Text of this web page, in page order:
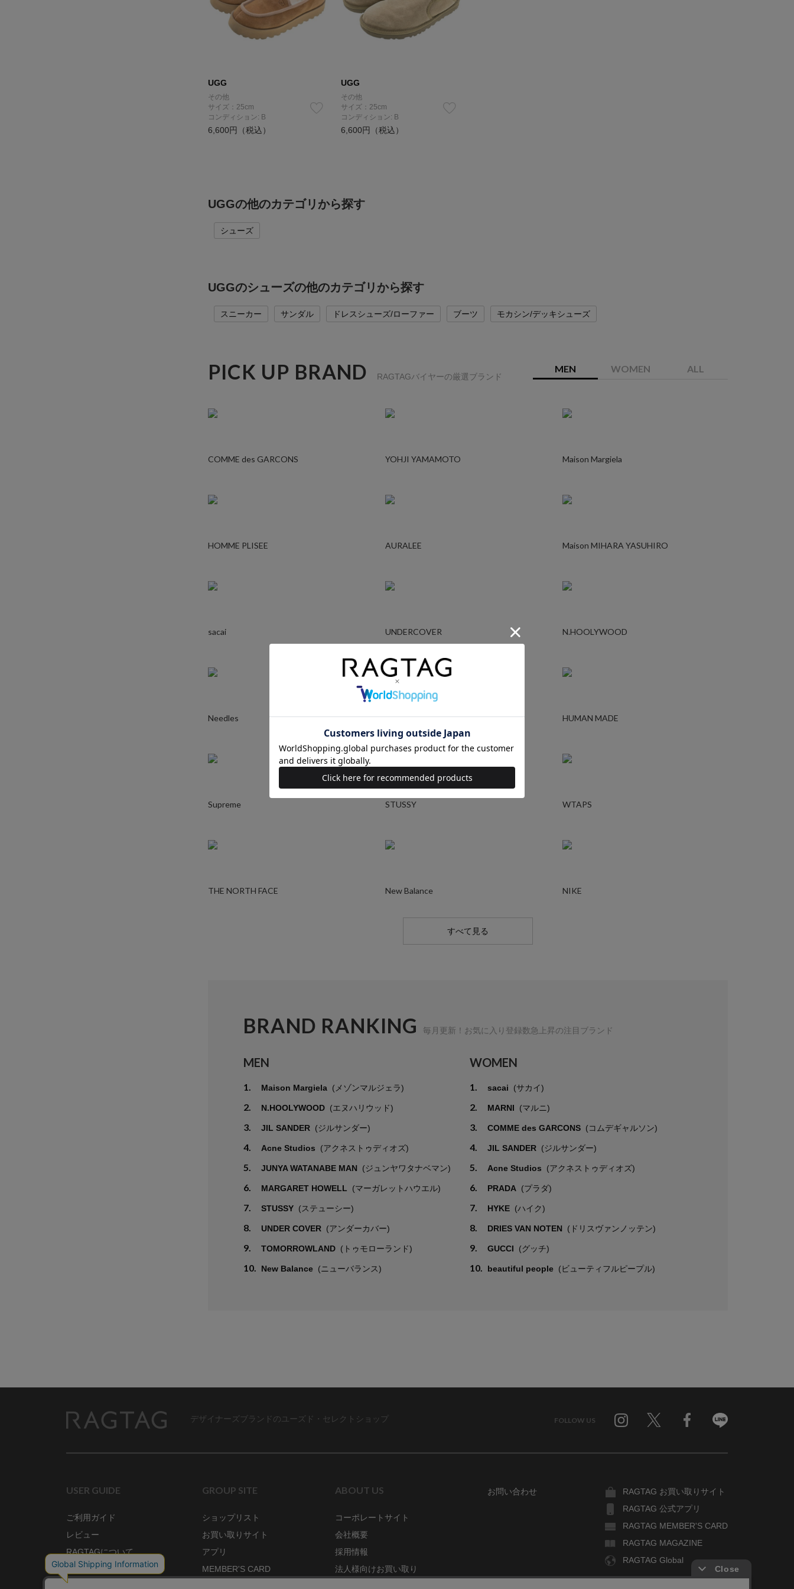
UGG
その他
サイズ：25cm
コンディション: B
6,600円（税込）
UGG
その他
サイズ：25cm
コンディション: B
6,600円（税込）
UGGの他のカテゴリから探す
シューズ
UGGのシューズの他のカテゴリから探す
スニーカー サンダル ドレスシューズ/ローファー ブーツ モカシン/デッキシューズ
PICK UP BRAND RAGTAGバイヤーの厳選ブランド
MEN WOMEN ALL
COMME des GARCONS YOHJI YAMAMOTO Maison Margiela
HOMME PLISEE AURALEE Maison MIHARA YASUHIRO
sacai UNDERCOVER N.HOOLYWOOD
Needles Ralph Lauren HUMAN MADE
Supreme STUSSY WTAPS
THE NORTH FACE New Balance NIKE
すべて見る
BRAND RANKING 毎月更新！お気に入り登録数急上昇の注目ブランド
MEN
1. Maison Margiela (メゾンマルジェラ)
2. N.HOOLYWOOD (エヌハリウッド)
3. JIL SANDER (ジルサンダー)
4. Acne Studios (アクネストゥディオズ)
5. JUNYA WATANABE MAN (ジュンヤワタナベマン)
6. MARGARET HOWELL (マーガレットハウエル)
7. STUSSY (ステューシー)
8. UNDER COVER (アンダーカバー)
9. TOMORROWLAND (トゥモローランド)
10. New Balance (ニューバランス)
WOMEN
1. sacai (サカイ)
2. MARNI (マルニ)
3. COMME des GARCONS (コムデギャルソン)
4. JIL SANDER (ジルサンダー)
5. Acne Studios (アクネストゥディオズ)
6. PRADA (プラダ)
7. HYKE (ハイク)
8. DRIES VAN NOTEN (ドリスヴァンノッテン)
9. GUCCI (グッチ)
10. beautiful people (ビューティフルピープル)
デザイナーズブランドのユーズド・セレクトショップ FOLLOW US
USER GUIDE
ご利用ガイド
レビュー
RAGTAGについて
ご利用規約
プライバシーポリシー
GROUP SITE
ショップリスト
お買い取りサイト
アプリ
MEMBER'S CARD
ABOUT US
コーポレートサイト
会社概要
採用情報
法人様向けお買い取り
お問い合わせ
RAGTAG お買い取りサイト
RAGTAG 公式アプリ
RAGTAG MEMBER'S CARD
RAGTAG MAGAZINE
RAGTAG Global